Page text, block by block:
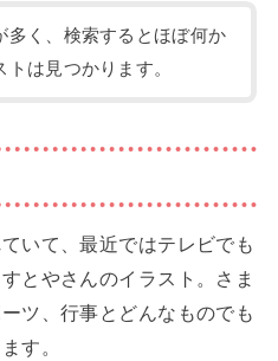
多く、検索するとほぼ何か
トは見つかります。
いて、最近ではテレビでも
とやさんのイラスト。さま
ツ、行事とどんなものでも
す。